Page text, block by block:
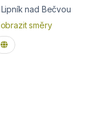
Lipník nad Bečvou
směry